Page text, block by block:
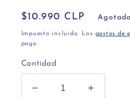
Precio
habitual
$10.990 CLP Agotado
Impuesto incluido. Los gastos de
pago.
Cantidad
Reducir